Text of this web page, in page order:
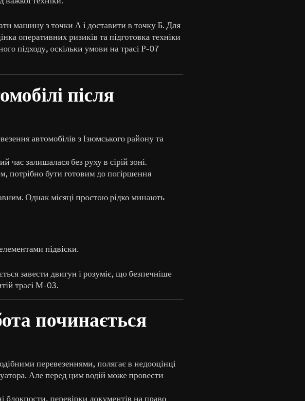
машину з точки А і доставити в точку Б. Для
оперативних ризиків та підготовка техніки
підходу, оскільки умови на трасі Р-07
після
автомобілів з Ізюмського району та
час залишалася без руху в сірій зоні.
, потрібно бути готовим до погіршення
Однак місяці простою рідко минають
підвіски.
завести двигун і розуміє, що безпечніше
трасі М-03.
починається
перевезеннями, полягає в недооцінці
Але перед цим водій може провести
блокпости, перевірки документів на право